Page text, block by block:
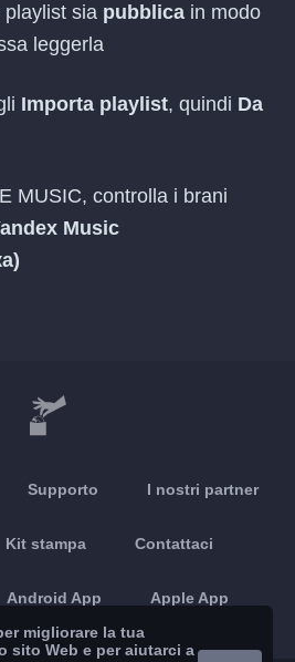
sia pubblica in modo
leggerla
Importa playlist, quindi Da
MUSIC, controlla i brani
Music
Supporto I nostri partner
Kit stampa Contattaci
Android App
Apple App
migliorare la tua
sito Web e per aiutarci a